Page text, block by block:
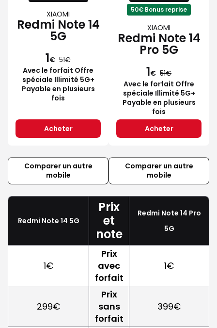
XIAOMI
Redmi Note 14
5G
1€ 51
Avec le forfait Offre
spéciale Illimité 5G+
Payable en plusieurs
fois
Acheter
50€ Bonus reprise
XIAOMI
Redmi Note 14
Pro 5G
1€ 51
Avec le forfait Offre
spéciale Illimité 5G+
Payable en plusieurs
fois
Acheter
Comparer un autre
mobile
Comparer un autre
mobile
Redmi Note 14 5G
Prix
et
note
Redmi Note 14 Pro
5G
1€
Prix
avec
forfait
1€
299€
Prix
sans
forfait
399€